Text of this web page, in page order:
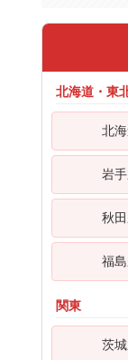
北海道・東
北
岩
秋
福
関東
茨